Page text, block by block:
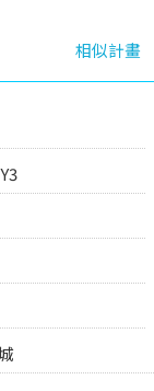
相似計畫